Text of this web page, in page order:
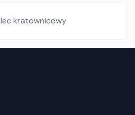
kratownicowy